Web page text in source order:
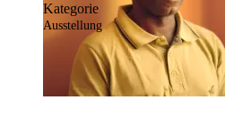
Kategorie
Ausstellung